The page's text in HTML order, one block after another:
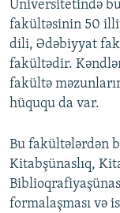
Universitetində
fakültəsinin 50
dili, Ədəbiyyat
fakültədir.
fakültə
hüququ da var.
Bu fakültələrdən
Kitabşünaslıq,
formalaşması və